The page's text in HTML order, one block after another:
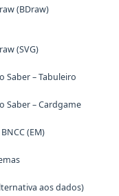
(BDraw)
(SVG)
Saber – Tabuleiro
Saber – Cardgame
(EM)
aos dados)